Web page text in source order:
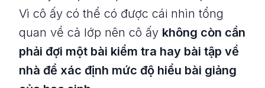
Vì cô ấy có thể có được cái nhìn tổng
quan về cả lớp nên cô ấy không còn cần
phải đợi một bài kiểm tra hay bài tập về
nhà để xác định mức độ hiểu bài giảng